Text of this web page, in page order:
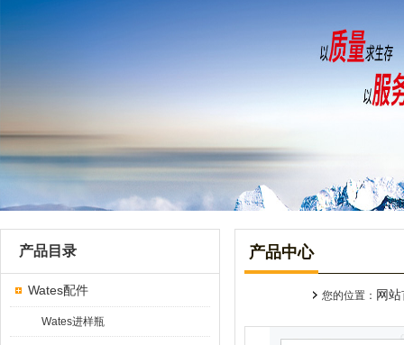
产品目录
Wates配件
Wates进样瓶
产品中心
您的位置： 网